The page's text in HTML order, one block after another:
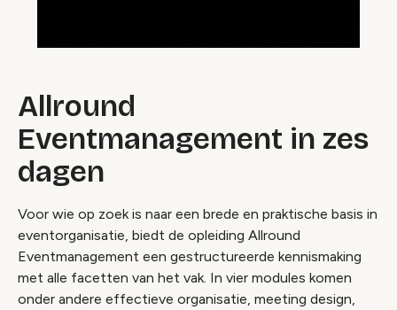
Allround
Eventmanagement in zes
dagen
Voor wie op zoek is naar een brede en praktische basis in
eventorganisatie, biedt de opleiding Allround
Eventmanagement een gestructureerde kennismaking
met alle facetten van het vak. In vier modules komen
onder andere effectieve organisatie, meeting design,